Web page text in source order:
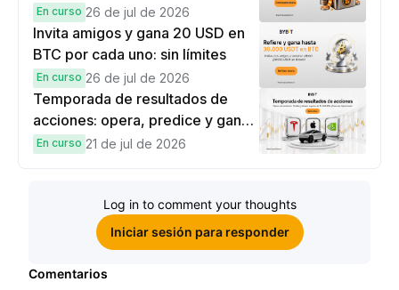
hasta 9,999 USDT en
recompensas
En curso 26 de jul de 2026
Invita amigos y gana 20 USD en
BTC por cada uno: sin límites
En curso 26 de jul de 2026
Temporada de resultados de
acciones: opera, predice y gana
una Cybertruck.
En curso 21 de jul de 2026
Log in to comment your thoughts
Iniciar sesión para responder
Comentarios